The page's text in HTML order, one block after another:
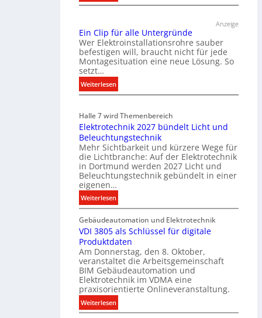
T
r
k
o
m
u
n
k
a
t
i
o
n
t
S
y
s
t
e
m
.
Anzeige
Ein Clip für alle Untergründe
Wer Elektroinstallationsrohre sauber
befestigen will, braucht nicht für jede
Montagesituation eine neue Lösung. So
setzt…
Weiterlesen:
E
n
C
l
i
p
f
a
l
e
U
n
t
e
r
g
Halle 7 wird Themenbereich
Elektrotechnik 2027 bündelt Licht und
Beleuchtungstechnik
Mehr Sichtbarkeit und kürzere Wege für
die Lichtbranche: Auf der Elektrotechnik
in Dortmund werden 2027 Licht und
Beleuchtungstechnik gebündelt in einer
eigenen…
Weiterlesen:
E
l
e
k
t
r
o
t
e
c
Gebäudeautomation und Elektrotechnik
VDI 3805 als Schlüssel für digitale
Produktdaten
Am Donnerstag, den 8. Oktober,
veranstaltet die Arbeitsgemeinschaft
BIM Gebäudeautomation und
Elektrotechnik im VDMA eine
praxisorientierte Onlineveranstaltung.
Weiterlesen:
V